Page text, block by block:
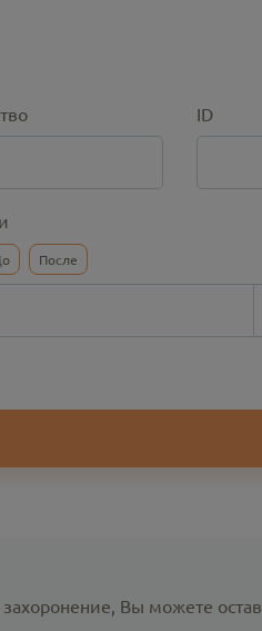
ID
После
Вы можете